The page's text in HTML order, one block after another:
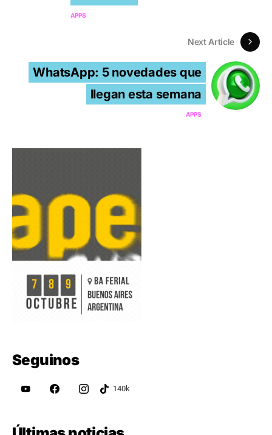
APPS
Next Article
WhatsApp: 5 novedades que
llegan esta semana
APPS
Seguinos